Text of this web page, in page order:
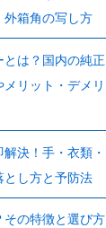
外箱角の写し方
は？国内の純正
メリット・デメリ
決！手・衣類・
とし方と予防法
その特徴と選び方